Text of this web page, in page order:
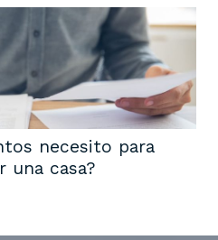
necesito para
una casa?